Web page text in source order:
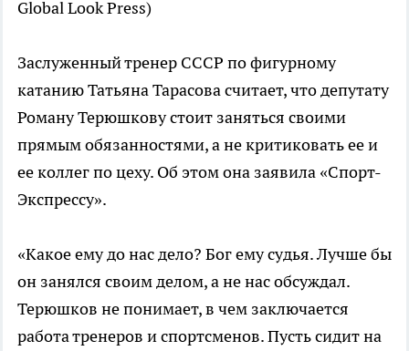
Global Look Press)
Заслуженный тренер СССР по фигурному
катанию Татьяна Тарасова считает, что депутату
Роману Терюшкову стоит заняться своими
прямым обязанностями, а не критиковать ее и
ее коллег по цеху. Об этом она заявила «Спорт-
Экспрессу».
«Какое ему до нас дело? Бог ему судья. Лучше бы
он занялся своим делом, а не нас обсуждал.
Терюшков не понимает, в чем заключается
работа тренеров и спортсменов. Пусть сидит на